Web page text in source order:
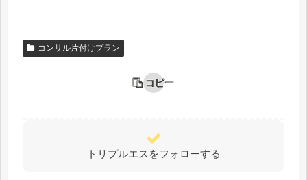
コンサル片付けプラン
コピー
トリプルエスをフォローする